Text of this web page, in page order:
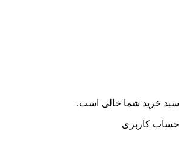
سبد خرید شما خالی است.
حساب کاربری